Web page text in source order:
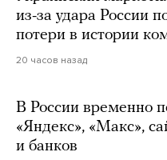
из-за удара России
потери в истории
20 часов назад
В России временно
«Яндекс», «Макс»,
и банков